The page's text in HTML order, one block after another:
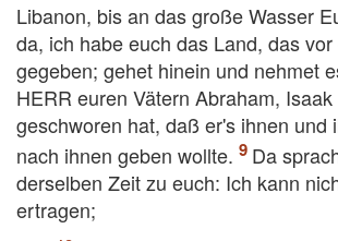
Libanon, bis an das große Wasser
da, ich habe euch das Land, das
gegeben; gehet hinein und nehmet
HERR euren Vätern Abraham,
geschworen hat, daß er's ihnen und
nach ihnen geben wollte.
Da
derselben Zeit zu euch: Ich kann
ertragen;